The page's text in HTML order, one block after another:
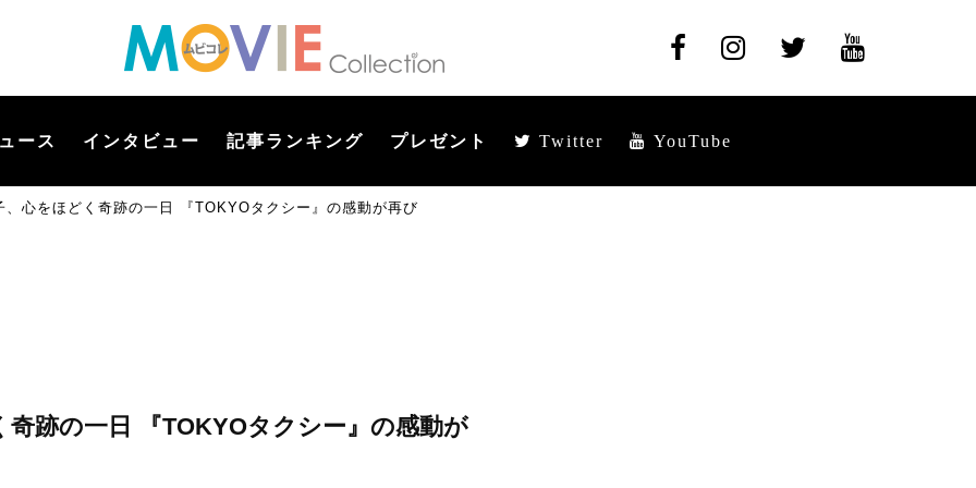
ース インタビュー 記事ランキング プレゼント Twitter YouTube
、心をほどく奇跡の一日 『TOKYOタクシー』の感動が再び
跡の一日 『TOKYOタクシー』の感動が